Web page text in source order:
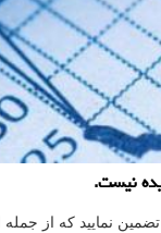
نمایید که از جمله